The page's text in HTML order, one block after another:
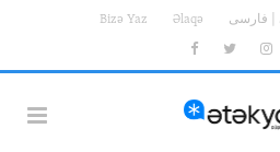
Bizə Yaz Əlaqə | فارسی
FacebookTwitter